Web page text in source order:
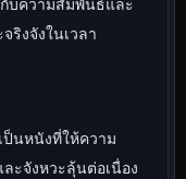
งจังในเวลา
ป็นหนังที่ให้ความ
ะจังหวะลุ้นต่อเนื่อง